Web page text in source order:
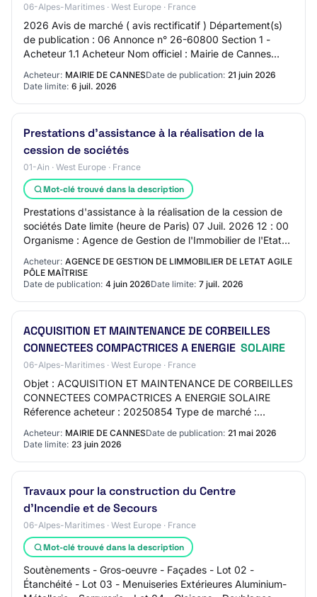
06-Alpes-Maritimes · West Europe · France
2026 Avis de marché ( avis rectificatif ) Département(s)
de publication : 06 Annonce n° 26-60800 Section 1 -
Acheteur 1.1 Acheteur Nom officiel : Mairie de Cannes
Acheteur: MAIRIE DE CANNESDate de publication: 21 juin 2026
Date limite: 6 juil. 2026
Prestations d'assistance à la réalisation de la
cession de sociétés
01-Ain · West Europe · France
Mot-clé trouvé dans la description
Prestations d'assistance à la réalisation de la cession de
sociétés Date limite (heure de Paris) 07 Juil. 2026 12 : 00
Organisme : Agence de Gestion de l'Immobilier de l'Etat
Acheteur: AGENCE DE GESTION DE LIMMOBILIER DE LETAT AGILE
PÔLE MAÎTRISE
Date de publication: 4 juin 2026Date limite: 7 juil. 2026
ACQUISITION ET MAINTENANCE DE CORBEILLES
CONNECTEES COMPACTRICES A ENERGIE SOLAIRE
06-Alpes-Maritimes · West Europe · France
Objet : ACQUISITION ET MAINTENANCE DE CORBEILLES
CONNECTEES COMPACTRICES A ENERGIE SOLAIRE
Réference acheteur : 20250854 Type de marché :
FRL03 L…
Acheteur: MAIRIE DE CANNESDate de publication: 21 mai 2026
Date limite: 23 juin 2026
Travaux pour la construction du Centre
d'Incendie et de Secours
06-Alpes-Maritimes · West Europe · France
Mot-clé trouvé dans la description
Soutènements - Gros-oeuvre - Façades - Lot 02 -
Étanchéité - Lot 03 - Menuiseries Extérieures Aluminium-